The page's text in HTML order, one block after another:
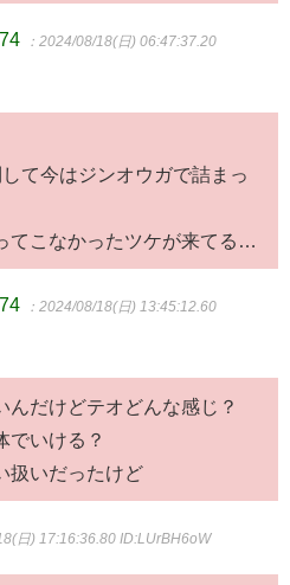
：2024/08/18(日) 06:47:37.20
て今はジンオウガで詰まっ
てこなかったツケが来てる…
：2024/08/18(日) 13:45:12.60
んだけどテオどんな感じ？
でいける？
扱いだったけど
日) 17:16:36.80 ID:LUrBH6oW